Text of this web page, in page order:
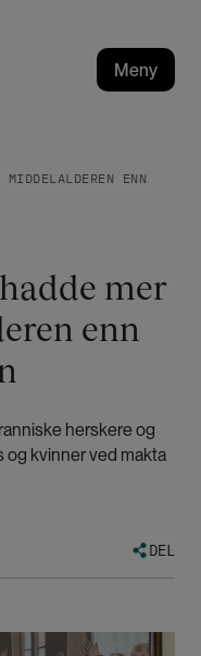
Meny
ENN
mer
enn
herskere og
og kvinner ved makta
DEL